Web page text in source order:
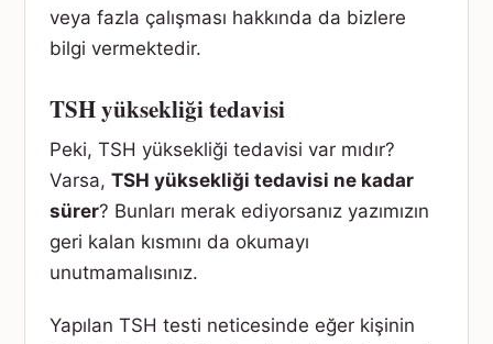
veya fazla çalışması hakkında da bizlere
bilgi vermektedir.
TSH yüksekliği tedavisi
Peki, TSH yüksekliği tedavisi var mıdır?
Varsa, TSH yüksekliği tedavisi ne kadar
sürer? Bunları merak ediyorsanız yazımızın
geri kalan kısmını da okumayı
unutmamalısınız.
Yapılan TSH testi neticesinde eğer kişinin